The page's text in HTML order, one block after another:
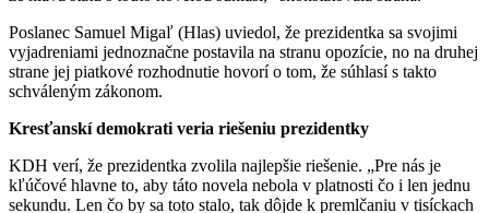
Poslanec Samuel Migaľ (Hlas) uviedol, že prezidentka sa svojimi
vyjadreniami jednoznačne postavila na stranu opozície, no na druhej
strane jej piatkové rozhodnutie hovorí o tom, že súhlasí s takto
schváleným zákonom.
Kresťanskí demokrati veria riešeniu prezidentky
KDH verí, že prezidentka zvolila najlepšie riešenie. „Pre nás je
kľúčové hlavne to, aby táto novela nebola v platnosti čo i len jednu
sekundu. Len čo by sa toto stalo, tak dôjde k premlčaniu v tisíckach